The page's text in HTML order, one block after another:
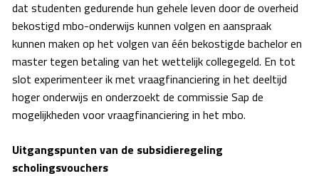
dat studenten gedurende hun gehele leven door de overheid
bekostigd mbo-onderwijs kunnen volgen en aanspraak
kunnen maken op het volgen van één bekostigde bachelor en
master tegen betaling van het wettelijk collegegeld. En tot
slot experimenteer ik met vraagfinanciering in het deeltijd
hoger onderwijs en onderzoekt de commissie Sap de
mogelijkheden voor vraagfinanciering in het mbo.
Uitgangspunten van de subsidieregeling
scholingsvouchers